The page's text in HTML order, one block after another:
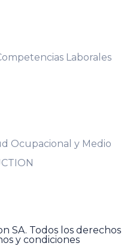
Laborales
Ocupacional y Medio
SA. Todos los derechos
y condiciones